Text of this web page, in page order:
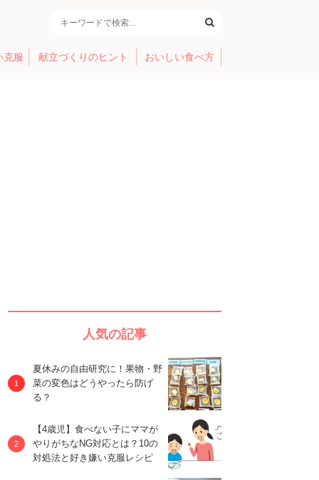
克服 献立づくりのヒント おいしい食べ方
人気の記事
夏休みの自由研究に！果物・野
菜の変色はどうやったら防げ
る？
【4歳児】食べない子にママが
やりがちなNG対応とは？10の
対処法と好き嫌い克服レシピ